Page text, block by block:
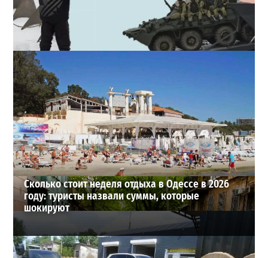
Полковник ВСУ рассказал, выдержит ли Одесса
новое наступление
2
27-07-2026 в 11:19
ВИБОР РЕДАКЦИИ
Сколько стоит неделя отдыха в Одессе в 2026
году: туристы назвали суммы, которые
шокируют